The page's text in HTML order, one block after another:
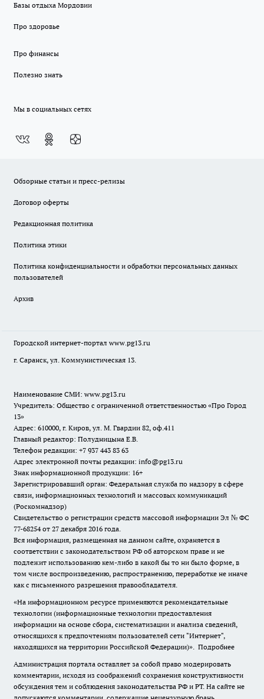
Базы отдыха Мордовии
Про здоровье
Про финансы
Полезно знать
Мы в социальных сетях
Обзорные статьи и пресс-релизы
Договор оферты
Редакционная политика
Политика этики
Политика конфиденциальности и обработки персональных данных
пользователей
Архив
Городской интернет-портал www.pg13.ru
г. Саранск, ул. Коммунистическая 13.
Наименование СМИ: www.pg13.ru
Учредитель: Общество с ограниченной ответственностью «Про Город
13»
Адрес: 610000, г. Киров, ул. М. Гвардии 82, оф.411
Главный редактор: Полудницына Е.В.
Телефон редакции: +7 937 443 83 63
Адрес электронной почты редакции: info@pg13.ru
Знак информационной продукции: 16+
Зарегистрировавший орган: Федеральная служба по надзору в сфере
связи, информационных технологий и массовых коммуникаций
(Роскомнадзор)
Свидетельство о регистрации средств массовой информации Эл № ФС
77-68254 от 27 декабря 2016 года.
Вся информация, размещенная на данном сайте, охраняется в
соответствии с законодательством РФ об авторском праве и не
подлежит использованию кем-либо в какой бы то ни было форме, в
том числе воспроизведению, распространению, переработке не иначе
как с письменного разрешения правообладателя.
«На информационном ресурсе применяются рекомендательные
технологии (информационные технологии предоставления
информации на основе сбора, систематизации и анализа сведений,
относящихся к предпочтениям пользователей сети "Интернет",
находящихся на территории Российской Федерации)». Подробнее
Администрация портала оставляет за собой право модерировать
комментарии, исходя из соображений сохранения конструктивности
обсуждения тем и соблюдения законодательства РФ и РТ. На сайте не